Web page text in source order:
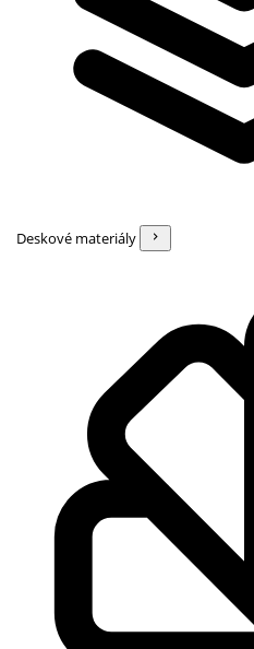
Deskové materiály